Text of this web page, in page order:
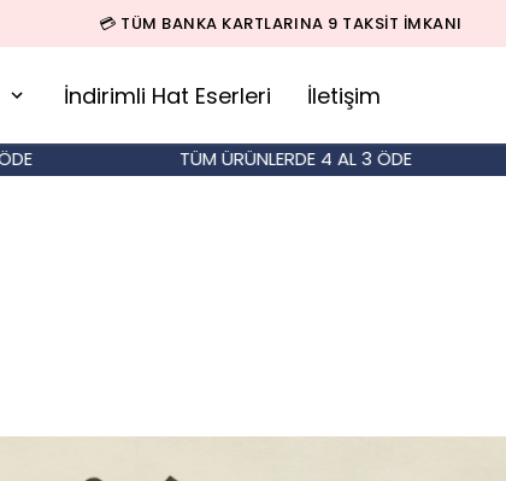
İndirimli Hat Eserleri İletişim
TÜM ÜRÜNLERDE 4 AL 3 ÖDE